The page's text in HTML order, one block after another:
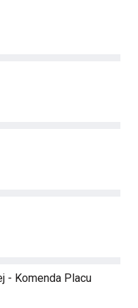
- Komenda Placu